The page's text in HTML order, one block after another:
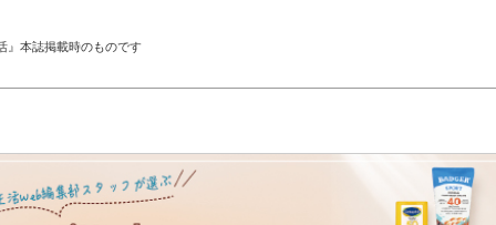
』本誌掲載時のものです